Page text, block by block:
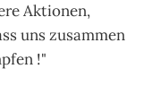
Aktionen,
uns zusammen
!"